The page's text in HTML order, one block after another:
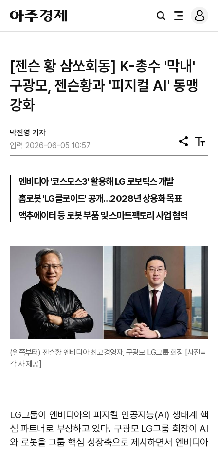
아
주
경
검
전
로
그
[젠슨 황 삼쏘회동] K-총수 '막내'
구광모, 젠슨황과 '피지컬 AI' 동맹
강화
박진영 기자
입력 2026-06-05 10:57
공
유
텍
스
엔비디아 '코스모스3' 활용해 LG 로보틱스 개발
홈로봇 'LG클로이드' 공개…2028년 상용화 목표
액추에이터 등 로봇 부품 및 스마트팩토리 사업 협력
(왼쪽부터) 젠슨황 엔비디아 최고경영자, 구광모 LG그룹 회장 [사진=
각 사 제공]
LG그룹이 엔비디아의 피지컬 인공지능(AI) 생태계 핵
심 파트너로 부상하고 있다. 구광모 LG그룹 회장이 AI
와 로봇을 그룹 핵심 성장축으로 제시하면서 엔비디아